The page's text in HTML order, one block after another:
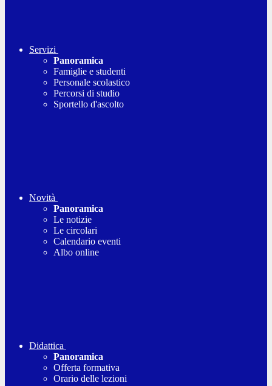
Servizi
Panoramica
Famiglie e studenti
Personale scolastico
Percorsi di studio
Sportello d'ascolto
Novità
Panoramica
Le notizie
Le circolari
Calendario eventi
Albo online
Didattica
Panoramica
Offerta formativa
Orario delle lezioni